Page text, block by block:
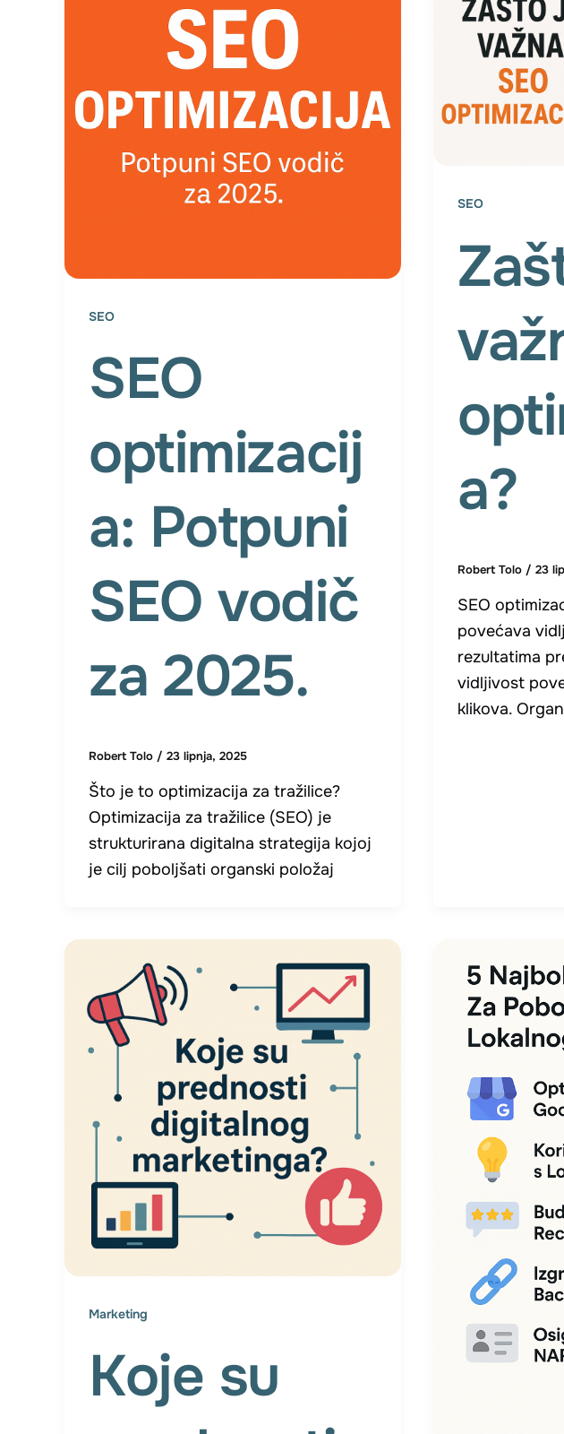
SEO
SEO
optimizacij
a: Potpuni
SEO vodič
za 2025.
Robert Tolo / 23 lipnja, 2025
Što je to optimizacija za tražilice?
Optimizacija za tražilice (SEO) je
strukturirana digitalna strategija kojoj
je cilj poboljšati organski položaj
SEO
a?
Robert Tolo / 23
SEO
povećava
rezultatima
vidljivost
klikova.
Marketing
Koje su